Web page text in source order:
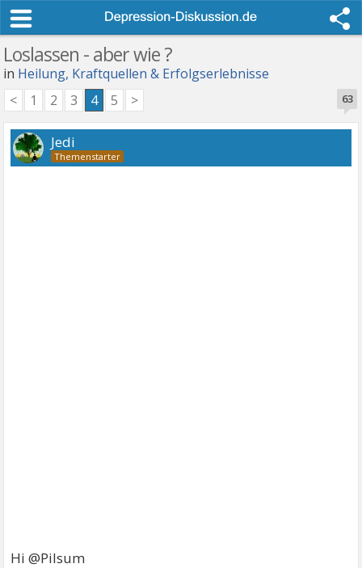
Loslassen - aber wie ?
in Heilung, Kraftquellen & Erfolgserlebnisse
63
< 1 2 3 4 5 >
Jedi
Hi @Pilsum